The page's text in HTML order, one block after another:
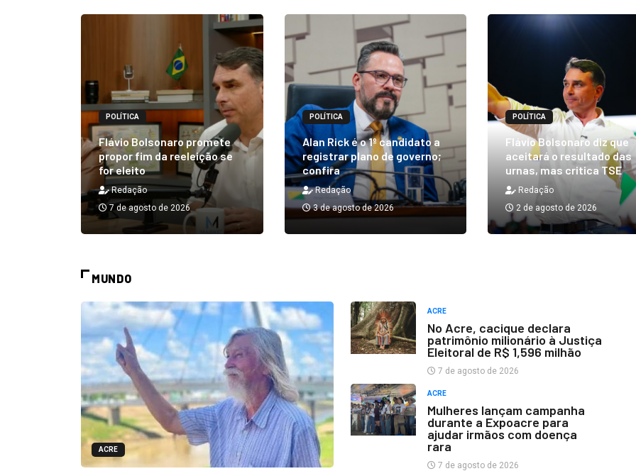
POLÍTICA
Flávio Bolsonaro promete
propor fim da reeleição se
for eleito
Redação
7 de agosto de 2026
POLÍTICA
Alan Rick é o 1º candidato a
registrar plano de governo;
confira
Redação
3 de agosto de 2026
POLÍTICA
Flávio Bolsonaro diz que
aceitará o resultado das
urnas, mas critica TSE
Redação
2 de agosto de 2026
MUNDO
ACRE
ACRE
No Acre, cacique declara
patrimônio milionário à Justiça
Eleitoral de R$ 1,596 milhão
7 de agosto de 2026
ACRE
Mulheres lançam campanha
durante a Expoacre para
ajudar irmãos com doença
rara
7 de agosto de 2026